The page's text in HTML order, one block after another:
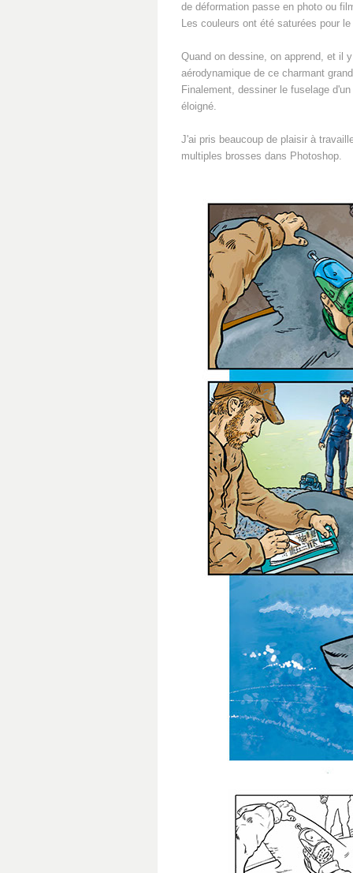
de déformation passe en photo ou
Les couleurs ont été saturées pour
Quand on dessine, on apprend, et il
aérodynamique de ce charmant
Finalement, dessiner le fuselage
éloigné.
J'ai pris beaucoup de plaisir à
multiples brosses dans Photoshop.